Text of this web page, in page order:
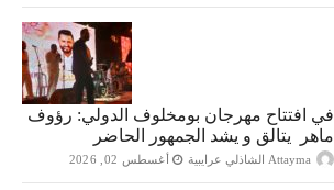
في افتتاح مهرجان بومخلوف الدولي: رؤوف
ماهر يتالق و يشد الجمهور الحاضر
Attayma الشاذلي عرايبية أغسطس 02, 2026